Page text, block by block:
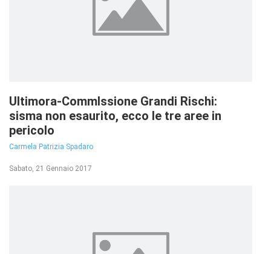
Ultimora-CommIssione Grandi Rischi:
sisma non esaurito, ecco le tre aree in
pericolo
Carmela Patrizia Spadaro
Sabato, 21 Gennaio 2017